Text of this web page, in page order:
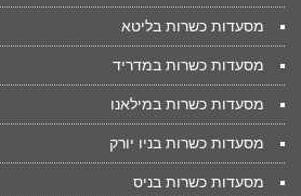
מסעדות כשרות בליטא
מסעדות כשרות במדריד
מסעדות כשרות במילאנו
מסעדות כשרות בניו יורק
מסעדות כשרות בניס